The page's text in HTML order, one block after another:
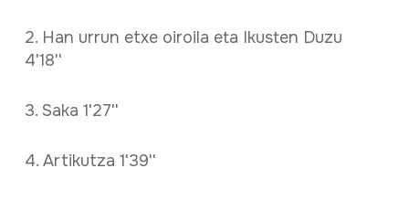
2. Han urrun etxe oiroila eta Ikusten Duzu
4'18''
3. Saka 1'27''
4. Artikutza 1'39''